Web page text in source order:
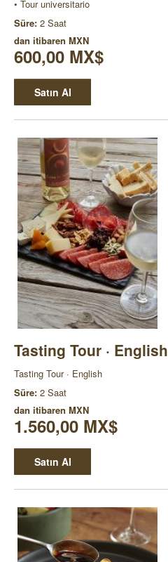
• Tour universitario
Süre: 2 Saat
dan itibaren MXN
600,00 MX$
Satın Al
Tasting Tour · English
Tasting Tour · English
Süre: 2 Saat
dan itibaren MXN
1.560,00 MX$
Satın Al